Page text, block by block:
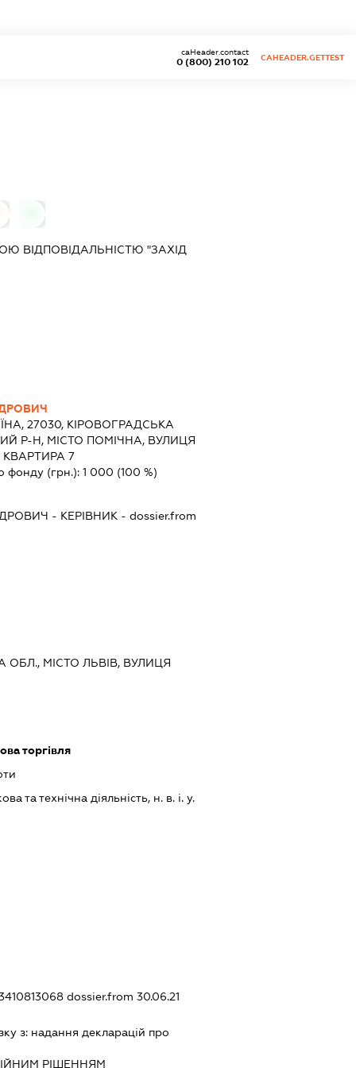
0 (800) 210 102
caHeader.contact
CAHEADER.GETTEST
ВІДПОВІДАЛЬНІСТЮ "ЗАХІД
27030, КІРОВОГРАДСЬКА
Р-Н, МІСТО ПОМІЧНА, ВУЛИЦЯ
КВАРТИРА 7
фонду (грн.): 1 000 (100 %)
- КЕРІВНИК - dossier.from
ОБЛ., МІСТО ЛЬВІВ, ВУЛИЦЯ
торгівля
та технічна діяльність, н. в. і. у.
dossier.from 30.06.21
з: надання декларацiй про
РIШЕННЯМ